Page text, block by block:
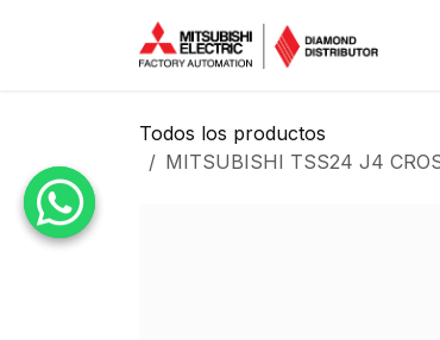
Todos los productos
MITSUBISHI TSS24 J4